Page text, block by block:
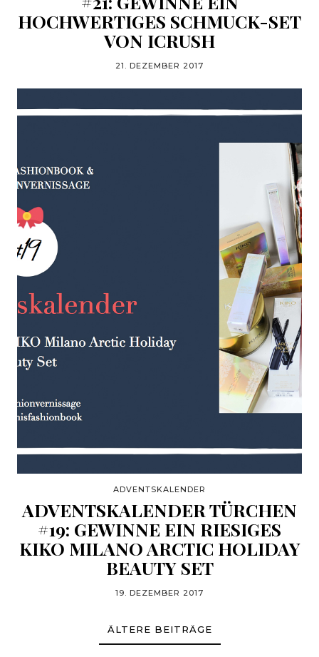
HOCHWERTIGES SCHMUCK-SET
VON ICRUSH
21. DEZEMBER 2017
ADVENTSKALENDER
ADVENTSKALENDER TÜRCHEN
#19: GEWINNE EIN RIESIGES
KIKO MILANO ARCTIC HOLIDAY
BEAUTY SET
19. DEZEMBER 2017
ÄLTERE BEITRÄGE